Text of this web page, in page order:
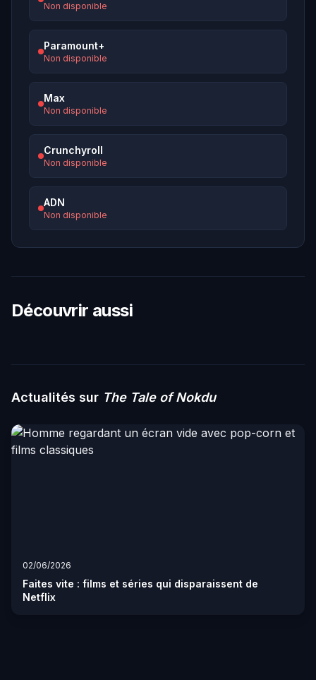
Non disponible
Paramount+
Non disponible
Max
Non disponible
Crunchyroll
Non disponible
ADN
Non disponible
Découvrir aussi
Actualités sur The Tale of Nokdu
02/06/2026
Faites vite : films et séries qui disparaissent de
Netflix